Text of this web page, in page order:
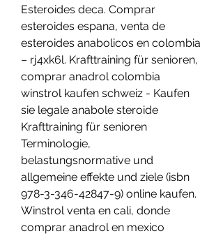
Esteroides deca. Comprar
esteroides espana, venta de
esteroides anabolicos en colombia
– rj4xk6l. Krafttraining für senioren,
comprar anadrol colombia
winstrol kaufen schweiz - Kaufen
sie legale anabole steroide
Krafttraining für senioren
Terminologie,
belastungsnormative und
allgemeine effekte und ziele (isbn
978-3-346-42847-9) online kaufen.
Winstrol venta en cali, donde
comprar anadrol en mexico